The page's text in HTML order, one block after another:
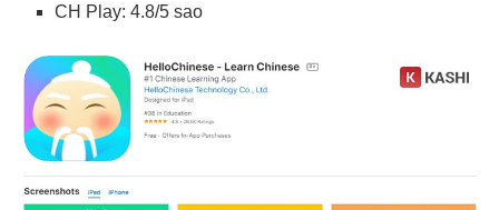
CH Play: 4.8/5 sao